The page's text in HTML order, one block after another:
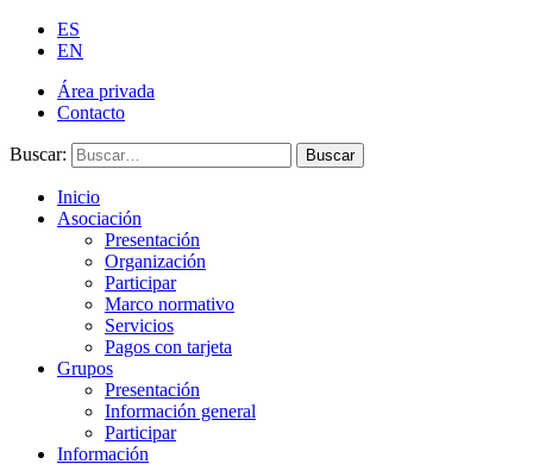
ES
EN
Área privada
Contacto
Buscar: Buscar
Inicio
Asociación
Presentación
Organización
Participar
Marco normativo
Servicios
Pagos con tarjeta
Grupos
Presentación
Información general
Participar
Información